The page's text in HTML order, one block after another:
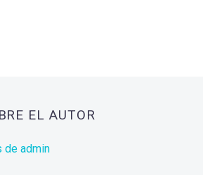
EL AUTOR
de admin